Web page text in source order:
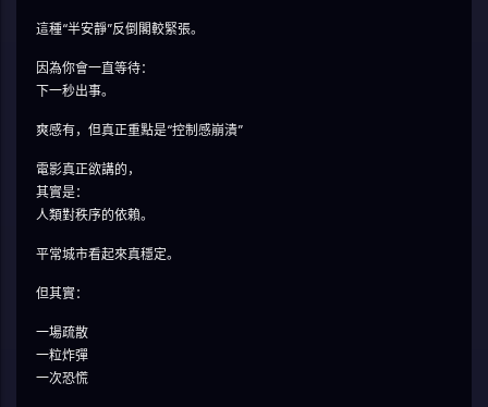
這種“半安靜”反倒閣較緊張。
因為你會一直等待：
下一秒出事。
爽感有，但真正重點是“控制感崩潰”
電影真正欲講的，
其實是：
人類對秩序的依賴。
平常城市看起來真穩定。
但其實：
一場疏散
一粒炸彈
一次恐慌